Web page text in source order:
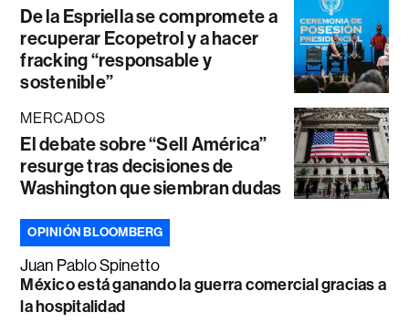
De la Espriella se compromete a
recuperar Ecopetrol y a hacer
fracking “responsable y
sostenible”
MERCADOS
El debate sobre “Sell América”
resurge tras decisiones de
Washington que siembran dudas
OPINIÓN BLOOMBERG
Juan Pablo Spinetto
México está ganando la guerra comercial gracias a
la hospitalidad